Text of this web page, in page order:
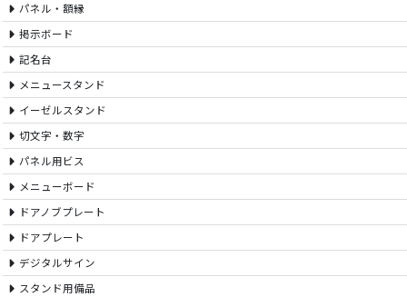
パネル・額縁
掲示ボード
記名台
メニュースタンド
イーゼルスタンド
切文字・数字
パネル用ビス
メニューボード
ドアノブプレート
ドアプレート
デジタルサイン
スタンド用備品